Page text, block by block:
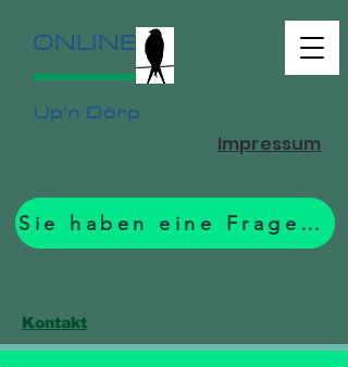
ONLINE
Up'n Dörp
Sie haben eine Frage? Zum Formular.
Impressum
Kontakt